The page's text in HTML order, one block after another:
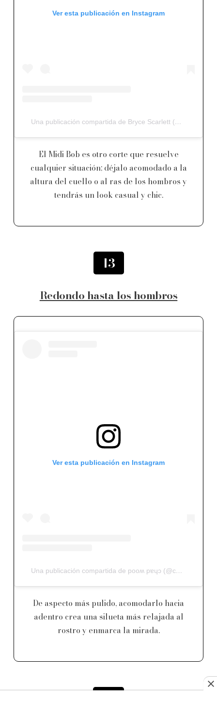
Ver esta publicación en Instagram
Una publicación compartida de Bryce Scarlett (@brycescarlett)
El Midi Bob es otro corte que resuelve
cualquier situación; déjalo acomodado a la
altura del cuello o al ras de los hombros y
tendrás un look casual y chic.
13
Redondo hasta los hombros
Ver esta publicación en Instagram
Una publicación compartida de pooʍ pɐɥɔ (@chadwoodhair)
De aspecto más pulido, acomodarlo hacia
adentro crea una silueta más relajada al
rostro y enmarca la mirada.